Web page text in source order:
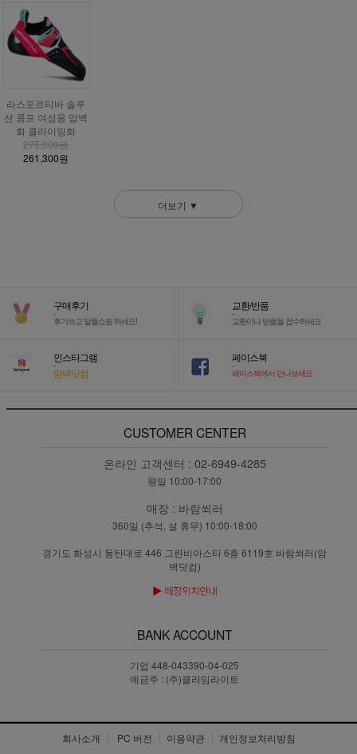
라스포르티바 솔루
션 콤프 여성용 암벽
화 클라이밍화
275,000원
261,300원
더보기 ▼
구매후기
-
후기쓰고 알뜰쇼핑 하세요!
교환/반품
-
교환이나 반품을 접수하세요
인스타그램
-
암벽닷컴
페이스북
-
페이스북에서 만나보세요
CUSTOMER CENTER
온라인 고객센터 : 02-6949-4285
평일 10:00-17:00
매장 : 바람쐬러
360일 (추석, 설 휴무) 10:00-18:00
경기도 화성시 동탄대로 446 그란비아스타 6층 6119호 바람쐬러(암
벽닷컴)
BANK ACCOUNT
기업 448-043390-04-025
예금주 : (주)클라임라이트
회사소개 PC 버전 이용약관 개인정보처리방침